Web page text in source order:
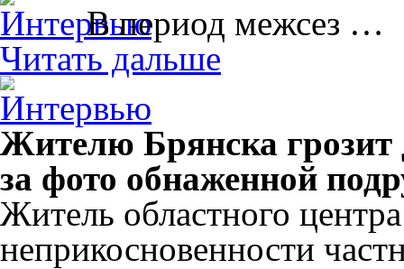
В период межсез …
Читать дальше
Жителю Брянска грозит
за фото обнаженной
Житель областного
неприкосновенности